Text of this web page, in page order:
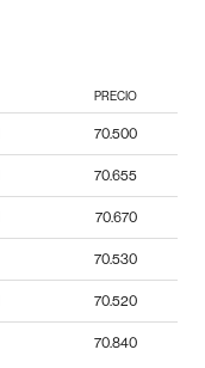
PRECIO
70.500
70.655
70.670
70.530
70.520
70.840